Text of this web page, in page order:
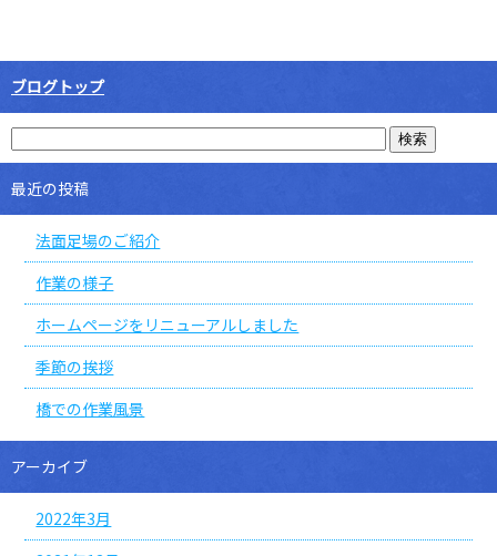
ブログトップ
最近の投稿
法面足場のご紹介
作業の様子
ホームページをリニューアルしました
季節の挨拶
橋での作業風景
アーカイブ
2022年3月